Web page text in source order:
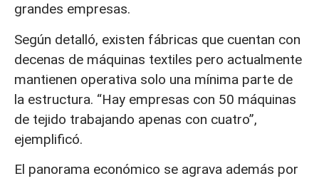
grandes empresas.
Según detalló, existen fábricas que cuentan con
decenas de máquinas textiles pero actualmente
mantienen operativa solo una mínima parte de
la estructura. “Hay empresas con 50 máquinas
de tejido trabajando apenas con cuatro”,
ejemplificó.
El panorama económico se agrava además por